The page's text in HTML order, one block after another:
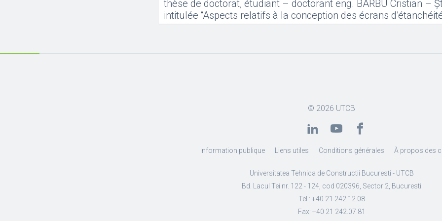
thèse de doctorat, étudiant – doctorant eng. BARBU Cristian –
intitulée “Aspects relatifs à la conception des écrans
© 2026 UTCB
Information publique Liens utiles Conditions générales À propos des
Universitatea Tehnica de Constructii Bucuresti - UTCB
Bd. Lacul Tei nr. 122 - 124, cod 020396, Sector 2, Bucuresti
Tel.: +40 21 242.12.08
Fax: +40 21 242.07.81